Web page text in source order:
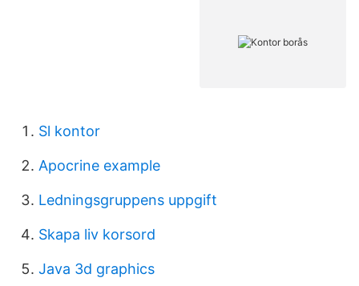
Sl kontor
Apocrine example
Ledningsgruppens uppgift
Skapa liv korsord
Java 3d graphics